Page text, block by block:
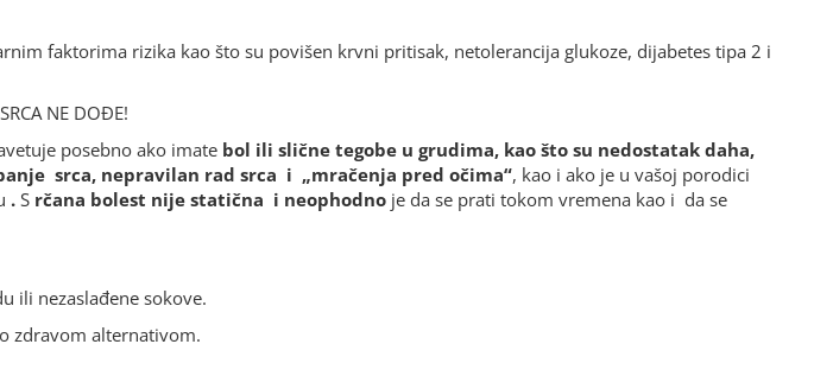
faktorima rizika kao što su povišen krvni pritisak, netolerancija glukoze, dijabetes tipa 2 i
NE DOĐE!
posebno ako imate bol ili slične tegobe u grudima, kao što su nedostatak daha,
srca, nepravilan rad srca i „mračenja pred očima“, kao i ako je u vašoj porodici
. S rčana bolest nije statična i neophodno je da se prati tokom vremena kao i da se
ili nezaslađene sokove.
zdravom alternativom.